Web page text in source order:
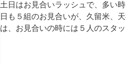
土日はお見合いラッシュで、多い
日も５組のお見合いが、久留米、
は、お見合いの時には５人のスタ